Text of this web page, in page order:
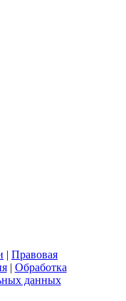
| Правовая
| Обработка
данных